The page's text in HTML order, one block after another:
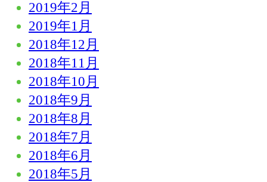
2019年2月
2019年1月
2018年12月
2018年11月
2018年10月
2018年9月
2018年8月
2018年7月
2018年6月
2018年5月